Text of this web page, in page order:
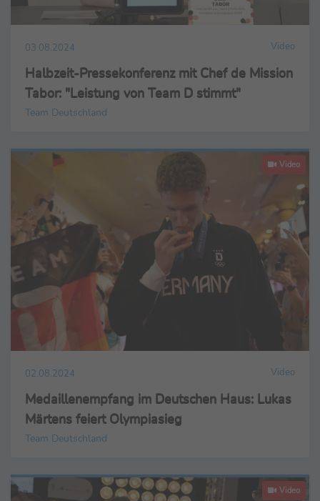
03.08.2024 Video
Halbzeit-Pressekonferenz mit Chef de Mission
Tabor: "Leistung von Team D stimmt"
Team Deutschland
Video
02.08.2024 Video
Medaillenempfang im Deutschen Haus: Lukas
Märtens feiert Olympiasieg
Team Deutschland
Video